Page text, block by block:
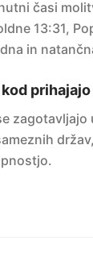
časi
13:31,
in
kod